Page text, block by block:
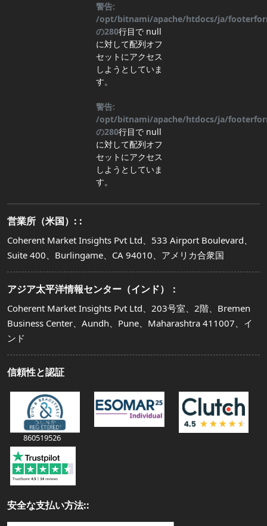
警告:
/opt/bitnami/apache/htdocs/ja/
の280行目で null
に対して配列オフ
セットにアクセス
しようとしていま
す。
警告:
/opt/bitnami/apache/htdocs/ja/
の280行目で null
に対して配列オフ
セットにアクセス
しようとしていま
す。
営業所（米国）: :
Coherent Market Insights Pvt Ltd、533 Airport Boulevard、
Suite 400、Burlingame、CA 94010、アメリカ合衆国
アジア太平洋情報センター（インド）：
Coherent Market Insights Pvt Ltd、203号室、2階、Bremen
Business Center、Aundh、Pune、Maharashtra 411007、イ
ンド
信頼性と認証
860519526
安全な支払い方法::